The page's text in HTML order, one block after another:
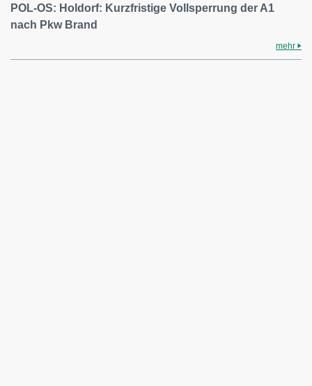
POL-OS: Holdorf: Kurzfristige Vollsperrung der A1
nach Pkw Brand
mehr